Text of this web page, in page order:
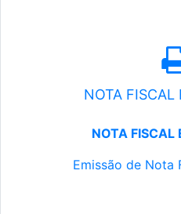
NOTA FISCAL
NOTA FISCAL
Emissão de Nota